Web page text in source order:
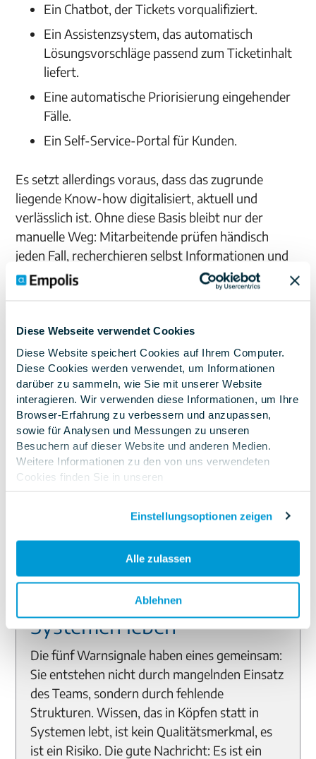
Diese Webseite verwendet Cookies
Diese Website speichert Cookies auf Ihrem Computer.
Diese Cookies werden verwendet, um Informationen
darüber zu sammeln, wie Sie mit unserer Website
interagieren. Wir verwenden diese Informationen, um Ihre
Browser-Erfahrung zu verbessern und anzupassen,
sowie für Analysen und Messungen zu unseren
Besuchern auf dieser Website und anderen Medien.
Weitere Informationen zu den von uns verwendeten
Cookies finden Sie in unseren
nicht erfasst. Ein einzelnes Cookie wird in Ihrem Browser
verwendet, um daran zu erinnern, dass Sie nicht
nachverfolgt werden möchten.
Einstellungsoptionen zeigen
Alle zulassen
Ablehnen
Ein Chatbot, der Tickets vorqualifiziert.
Ein Assistenzsystem, das automatisch
Lösungsvorschläge passend zum Ticketinhalt
liefert.
Eine automatische Priorisierung eingehender
Fälle.
Ein Self-Service-Portal für Kunden.
Es setzt allerdings voraus, dass das zugrunde
liegende Know-how digitalisiert, aktuell und
verlässlich ist. Ohne diese Basis bleibt nur der
manuelle Weg: Mitarbeitende prüfen händisch
jeden Fall, recherchieren selbst Informationen und
bewerten Parameter, die ein System in Sekunden
erfassen könnte.
Kundenseite, wie z. B. an Geschwindigkeit,
Verfügbarkeit und Erstlösungsquote. Dadurch sind
Serviceteams unter Druck, der nicht durch mehr
persönlichen Einsatz zu lösen ist, sondern nur durch
bessere technische Voraussetzungen. Das Ziel ist
nicht Vollautomatisierung, sondern ein sinnvolles
Zusammenspiel: So viel automatisieren wie möglich,
so viel menschliche Expertise einsetzen wie nötig.
dem Entscheidungen basieren, digitalisiert, gepflegt
Fazit: Wissen muss in
Systemen leben
Die fünf Warnsignale haben eines gemeinsam:
Sie entstehen nicht durch mangelnden Einsatz
des Teams, sondern durch fehlende
Strukturen. Wissen, das in Köpfen statt in
Systemen lebt, ist kein Qualitätsmerkmal, es
ist ein Risiko. Die gute Nachricht: Es ist ein